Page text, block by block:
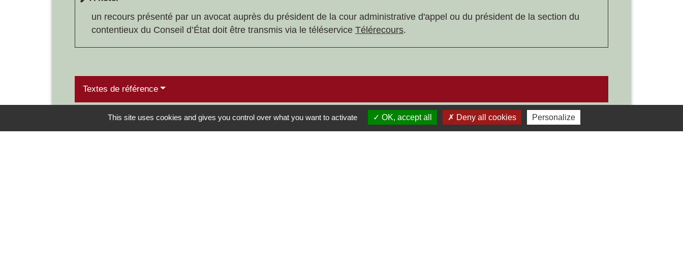
un recours présenté par un avocat auprès du président de la cour administrative d'appel ou du président de la section du
contentieux du Conseil d’État doit être transmis via le téléservice Télérecours.
Textes de référence
Signaler une erreur sur cette page
This site uses cookies and gives you control over what you want to activate OK, accept all Deny all cookies Personalize